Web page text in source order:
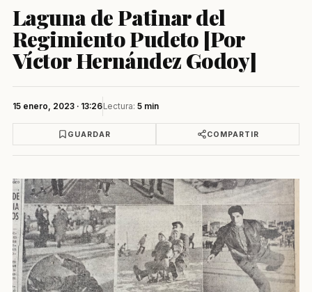
Laguna de Patinar del
Regimiento Pudeto [Por
Víctor Hernández Godoy]
15 enero, 2023 · 13:26Lectura: 5 min
GUARDAR COMPARTIR